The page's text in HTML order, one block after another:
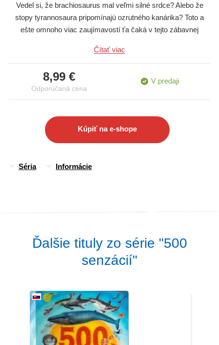
Vedel si, že brachiosaurus mal veľmi silné srdce? Alebo že
stopy tyrannosaura pripomínajú ozrutného kanárika? Toto a
ešte omnoho viac zaujímavostí ťa čaká v tejto zábavnej
Čítať viac
8,99 €
Odporúčaná cena
V predaji
Kúpiť na e-shope
Séria Informácie
Ďalšie tituly zo série "500
senzácií"